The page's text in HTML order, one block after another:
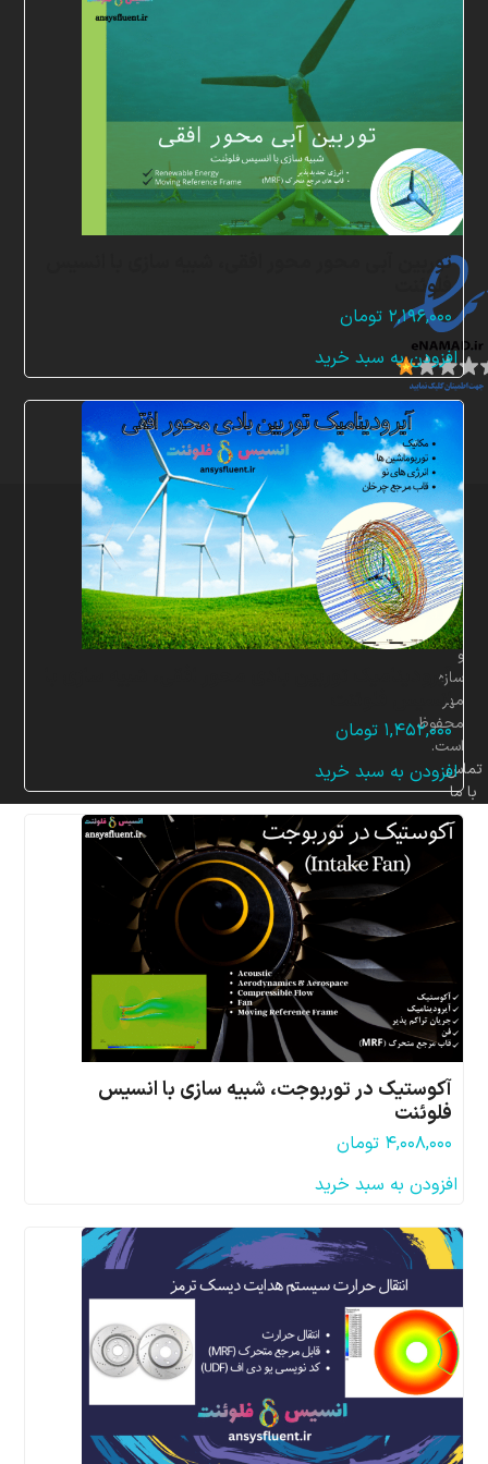
توربین آبی محور محور افقی، شبیه سازی با انسیس
فلوئنت
۲,۱۹۶,۰۰۰ تومان
افزودن به سبد خرید
آیرودینامیک توربین بادی محور افقی، شبیه سازی با
انسیس فلوئنت
۱,۴۵۲,۰۰۰ تومان
افزودن به سبد خرید
آکوستیک در توربوجت، شبیه سازی با انسیس
فلوئنت
۴,۰۰۸,۰۰۰ تومان
افزودن به سبد خرید
م
د
ه
ا
تمامی
حقوق
برای
شرکت
پردازشگران
صنعت
سیال
و
سازه
مهر
محفوظ
است.
تماس
با ما